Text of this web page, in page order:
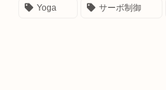
Yoga サーボ制御